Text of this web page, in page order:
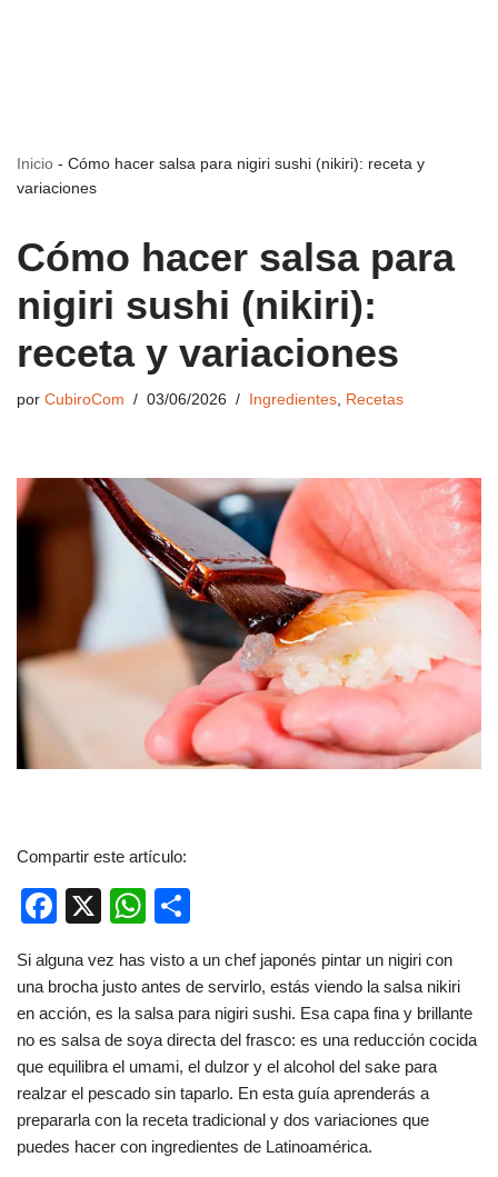
Inicio - Cómo hacer salsa para nigiri sushi (nikiri): receta y
variaciones
Cómo hacer salsa para
nigiri sushi (nikiri):
receta y variaciones
por CubiroCom 03/06/2026 Ingredientes, Recetas
Compartir este artículo:
F
c
e
b
o
o
k
X
W
at
s
A
p
p
m
p
ar
tir
Si alguna vez has visto a un chef japonés pintar un nigiri con
una brocha justo antes de servirlo, estás viendo la salsa nikiri
en acción, es la salsa para nigiri sushi. Esa capa fina y brillante
no es salsa de soya directa del frasco: es una reducción cocida
que equilibra el umami, el dulzor y el alcohol del sake para
realzar el pescado sin taparlo. En esta guía aprenderás a
prepararla con la receta tradicional y dos variaciones que
puedes hacer con ingredientes de Latinoamérica.